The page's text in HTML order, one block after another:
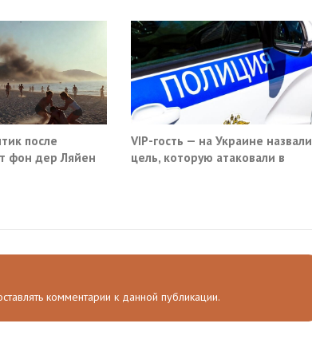
после
фон дер Ляйен
VIP-гость — на Украине назвали
цель, которую атаковали в
комментарии к данной публикации.